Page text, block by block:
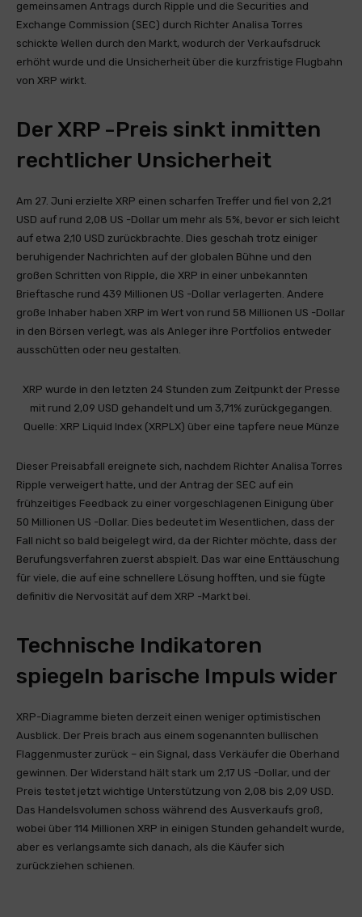
gemeinsamen Antrags durch Ripple und die Securities and
Exchange Commission (SEC) durch Richter Analisa Torres
schickte Wellen durch den Markt, wodurch der Verkaufsdruck
erhöht wurde und die Unsicherheit über die kurzfristige Flugbahn
von XRP wirkt.
Der XRP -Preis sinkt inmitten
rechtlicher Unsicherheit
Am 27. Juni erzielte XRP einen scharfen Treffer und fiel von 2,21
USD auf rund 2,08 US -Dollar um mehr als 5%, bevor er sich leicht
auf etwa 2,10 USD zurückbrachte. Dies geschah trotz einiger
beruhigender Nachrichten auf der globalen Bühne und den
großen Schritten von Ripple, die XRP in einer unbekannten
Brieftasche rund 439 Millionen US -Dollar verlagerten. Andere
große Inhaber haben XRP im Wert von rund 58 Millionen US -Dollar
in den Börsen verlegt, was als Anleger ihre Portfolios entweder
ausschütten oder neu gestalten.
XRP wurde in den letzten 24 Stunden zum Zeitpunkt der Presse
mit rund 2,09 USD gehandelt und um 3,71% zurückgegangen.
Quelle: XRP Liquid Index (XRPLX) über eine tapfere neue Münze
Dieser Preisabfall ereignete sich, nachdem Richter Analisa Torres
Ripple verweigert hatte, und der Antrag der SEC auf ein
frühzeitiges Feedback zu einer vorgeschlagenen Einigung über
50 Millionen US -Dollar. Dies bedeutet im Wesentlichen, dass der
Fall nicht so bald beigelegt wird, da der Richter möchte, dass der
Berufungsverfahren zuerst abspielt. Das war eine Enttäuschung
für viele, die auf eine schnellere Lösung hofften, und sie fügte
definitiv die Nervosität auf dem XRP -Markt bei.
Technische Indikatoren
spiegeln barische Impuls wider
XRP-Diagramme bieten derzeit einen weniger optimistischen
Ausblick. Der Preis brach aus einem sogenannten bullischen
Flaggenmuster zurück – ein Signal, dass Verkäufer die Oberhand
gewinnen. Der Widerstand hält stark um 2,17 US -Dollar, und der
Preis testet jetzt wichtige Unterstützung von 2,08 bis 2,09 USD.
Das Handelsvolumen schoss während des Ausverkaufs groß,
wobei über 114 Millionen XRP in einigen Stunden gehandelt wurde,
aber es verlangsamte sich danach, als die Käufer sich
zurückziehen schienen.